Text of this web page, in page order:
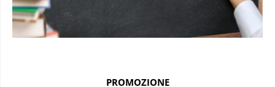
PROMOZIONE